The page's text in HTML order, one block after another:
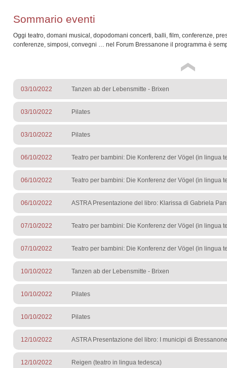
Sommario eventi
Oggi teatro, domani musical, dopodomani concerti, balli, film, conferenze,
conferenze, simposi, convegni … nel Forum Bressanone il programma è
03/10/2022 Tanzen ab der Lebensmitte - Brixen
03/10/2022 Pilates
03/10/2022 Pilates
06/10/2022 Teatro per bambini: Die Konferenz der Vögel (in lingua
06/10/2022 Teatro per bambini: Die Konferenz der Vögel (in lingua
06/10/2022 ASTRA Presentazione del libro: Klarissa di Gabriela
07/10/2022 Teatro per bambini: Die Konferenz der Vögel (in lingua
07/10/2022 Teatro per bambini: Die Konferenz der Vögel (in lingua
10/10/2022 Tanzen ab der Lebensmitte - Brixen
10/10/2022 Pilates
10/10/2022 Pilates
12/10/2022 ASTRA Presentazione del libro: I municipi di
12/10/2022 Reigen (teatro in lingua tedesca)